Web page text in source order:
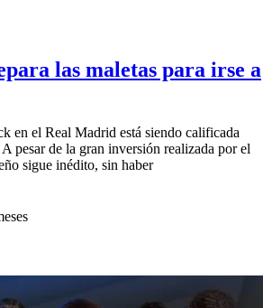
las maletas para irse a
en el Real Madrid está siendo calificada
pesar de la gran inversión realizada por el
sigue inédito, sin haber